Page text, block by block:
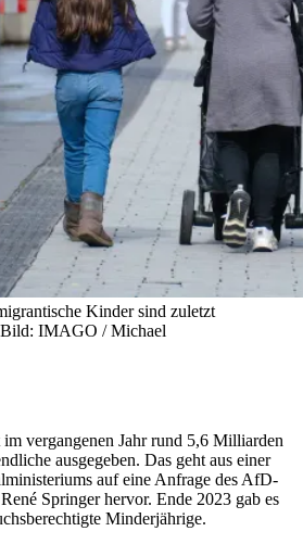
Kinder sind zuletzt
IMAGO / Michael
vergangenen Jahr rund 5,6 Milliarden
ausgegeben. Das geht aus einer
auf eine Anfrage des AfD-
Springer hervor. Ende 2023 gab es
Minderjährige.